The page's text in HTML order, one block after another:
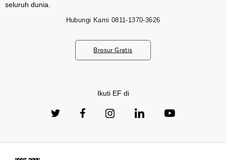
seluruh dunia.
Hubungi Kami 0811-1370-3626
Brosur Gratis
Ikuti EF di